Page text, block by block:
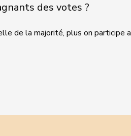
des votes ?
de la majorité, plus on participe